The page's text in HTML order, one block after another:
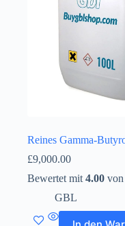
Reines Gamma-
£9,000.00
Bewertet mit 4.00
GBL